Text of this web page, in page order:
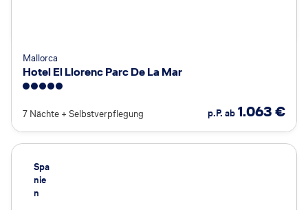
Mallorca
Hotel El Llorenc Parc De La Mar
7 Nächte + Selbstverpflegung p.P. ab 1.063€
Spa
nie
n